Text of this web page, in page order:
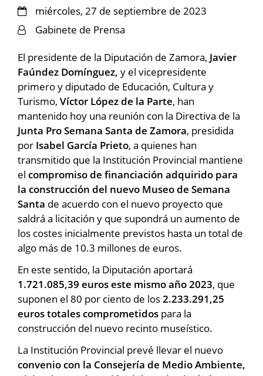
miércoles, 27 de septiembre de 2023
Gabinete de Prensa
El presidente de la Diputación de Zamora, Javier
Faúndez Domínguez, y el vicepresidente
primero y diputado de Educación, Cultura y
Turismo, Víctor López de la Parte, han
mantenido hoy una reunión con la Directiva de la
Junta Pro Semana Santa de Zamora, presidida
por Isabel García Prieto, a quienes han
transmitido que la Institución Provincial mantiene
el compromiso de financiación adquirido para
la construcción del nuevo Museo de Semana
Santa de acuerdo con el nuevo proyecto que
saldrá a licitación y que supondrá un aumento de
los costes inicialmente previstos hasta un total de
algo más de 10.3 millones de euros.
En este sentido, la Diputación aportará
1.721.085,39 euros este mismo año 2023, que
suponen el 80 por ciento de los2.233.291,25
euros totales comprometidos para la
construcción del nuevo recinto museístico.
La Institución Provincial prevé llevar el nuevo
convenio con la Consejería de Medio Ambiente,